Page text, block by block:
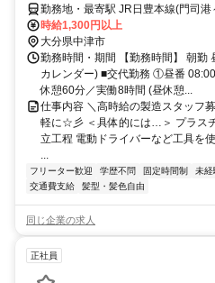
勤務地・最寄駅 JR日豊本線(門司港
分 JR日豊本線(門司港～佐伯) 中津
司港～佐伯) 東中津駅 車・バイクで
り
時給1,300円以上
大分県中津市
勤務時間・期間 【勤務時間】 朝勤
カレンダー) ■交代勤務 ①昼番
休憩60分／実働8時間 (昼休憩...
仕事内容 ＼高時給の製造スタッフ
軽に☆彡 ＜具体的には…＞ プラス
立工程 電動ドライバーなど工具を
フリーター歓迎 学歴不問 固定時間制 未経
交通費支給
髪型・髪色自由
同じ企業の求人
正社員